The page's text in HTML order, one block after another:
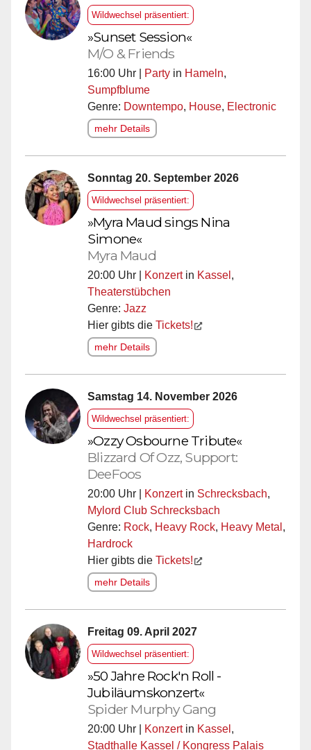
Wildwechsel präsentiert:
»Sunset Session«
M/O & Friends
16:00 Uhr | Party in Hameln,
Sumpfblume
Genre: Downtempo, House, Electronic
mehr Details
Sonntag 20. September 2026
Wildwechsel präsentiert:
»Myra Maud sings Nina
Simone«
Myra Maud
20:00 Uhr | Konzertin Kassel ,
Theaterstübchen
Genre: Jazz
Hier gibts die Tickets!
mehr Details
Samstag 14. November 2026
Wildwechsel präsentiert:
»Ozzy Osbourne Tribute«
Blizzard Of Ozz, Support:
DeeFoos
20:00 Uhr | Konzertin Schrecksbach,
Mylord Club Schrecksbach
Genre: Rock, Heavy Rock, Heavy Metal ,
Hardrock
Hier gibts die Tickets!
mehr Details
Freitag 09. April 2027
Wildwechsel präsentiert:
»50 Jahre Rock'n Roll -
Jubiläumskonzert«
Spider Murphy Gang
20:00 Uhr | Konzertin Kassel ,
Stadthalle Kassel / Kongress Palais